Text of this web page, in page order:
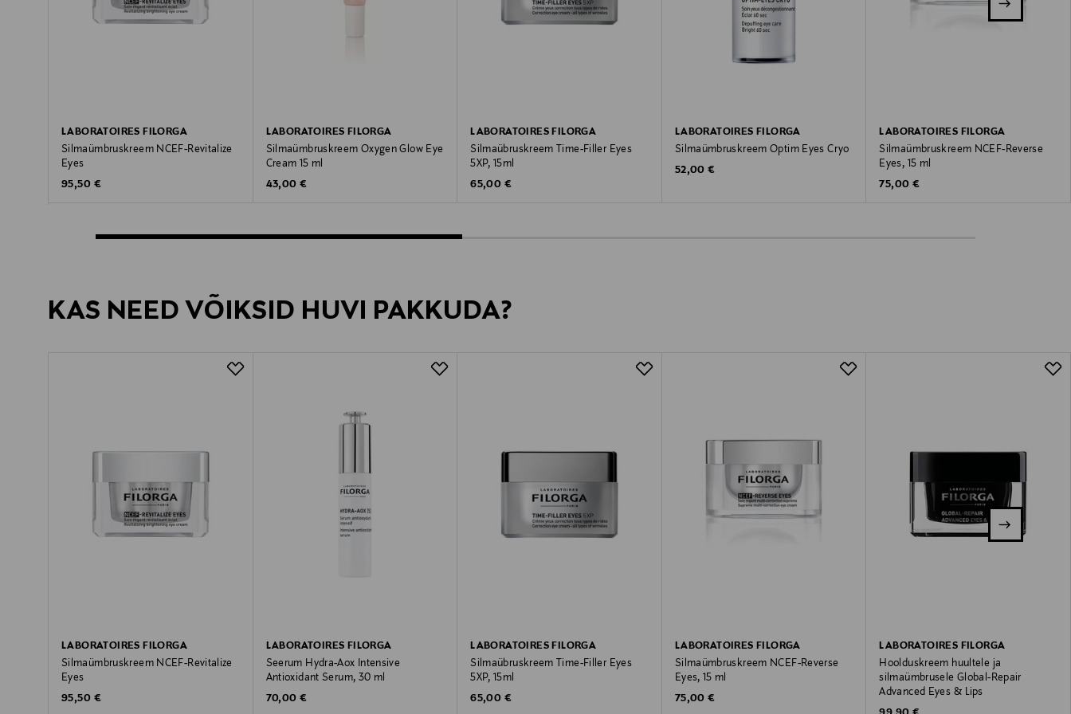
LABORATOIRES FILORGA
Silmaümbruskreem NCEF-Revitalize
Eyes
Original Price
95,50 €
LABORATOIRES FILORGA
Silmaümbruskreem Oxygen Glow Eye
Cream 15 ml
Original Price
43,00 €
LABORATOIRES FILORGA
Silmaübruskreem Time-Filler Eyes
5XP, 15ml
Original Price
65,00 €
LABORATOIRES FILORGA
Silmaümbruskreem Optim Eyes Cryo
Original Price
52,00 €
LABORATOIRES FILORGA
Silmaümbruskreem NCEF-Reverse
Eyes, 15 ml
Original Price
75,00 €
KAS NEED VÕIKSID HUVI PAKKUDA?
LABORATOIRES FILORGA
Silmaümbruskreem NCEF-Revitalize
Eyes
Original Price
95,50 €
LABORATOIRES FILORGA
Seerum Hydra-Aox Intensive
Antioxidant Serum, 30 ml
Original Price
70,00 €
LABORATOIRES FILORGA
Silmaübruskreem Time-Filler Eyes
5XP, 15ml
Original Price
65,00 €
LABORATOIRES FILORGA
Silmaümbruskreem NCEF-Reverse
Eyes, 15 ml
Original Price
75,00 €
LABORATOIRES FILORGA
Hoolduskreem huultele ja
silmaümbrusele Global-Repair
Advanced Eyes & Lips